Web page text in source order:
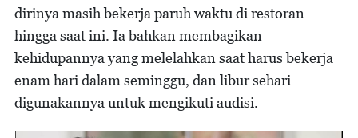
dirinya masih bekerja paruh waktu di restoran
hingga saat ini. Ia bahkan membagikan
kehidupannya yang melelahkan saat harus bekerja
enam hari dalam seminggu, dan libur sehari
digunakannya untuk mengikuti audisi.